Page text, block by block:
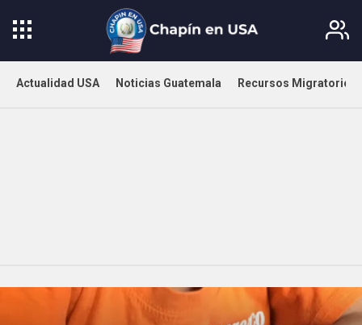
Actualidad USA Noticias Guatemala Recursos Migratorios